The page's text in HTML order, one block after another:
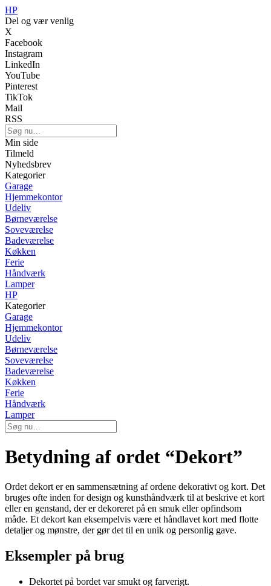
HP
Del og vær venlig
X
Facebook
Instagram
LinkedIn
YouTube
Pinterest
TikTok
Mail
RSS
Min side
Tilmeld
Nyhedsbrev
Kategorier
Garage
Hjemmekontor
Udeliv
Børneværelse
Soveværelse
Badeværelse
Køkken
Ferie
Håndværk
Lamper
HP
Kategorier
Garage
Hjemmekontor
Udeliv
Børneværelse
Soveværelse
Badeværelse
Køkken
Ferie
Håndværk
Lamper
Betydning af ordet “Dekort”
Ordet dekort er en sammensætning af ordene dekorativt og kort. Det
bruges ofte inden for design og kunsthåndværk til at beskrive et kort
eller en genstand, der er dekoreret på en smuk eller opfindsom
måde. Et dekort kan eksempelvis være et håndlavet kort med flotte
detaljer og mønstre, der gør det til en unik og personlig gave.
Eksempler på brug
Dekortet på bordet var smukt og farverigt.